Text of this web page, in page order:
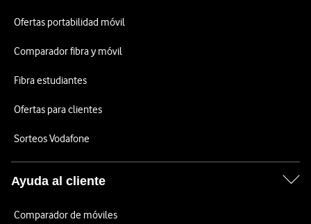
Ofertas portabilidad móvil
Comparador fibra y móvil
Fibra estudiantes
Ofertas para clientes
Sorteos Vodafone
Ayuda al cliente
Comparador de móviles